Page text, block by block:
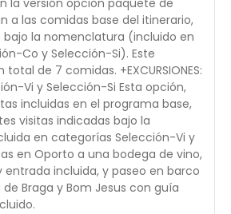
la versión opción paquete de
a las comidas base del itinerario,
bajo la nomenclatura (incluido en
Co y Selección-Si). Este
de 7 comidas. +EXCURSIONES:
Vi y Selección-Si Esta opción,
incluidas en el programa base,
visitas indicadas bajo la
en categorías Selección-Vi y
en Oporto a una bodega de vino,
incluida, y paseo en barco
de Braga y Bom Jesus con guía